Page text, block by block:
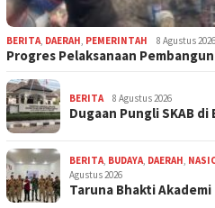
BERITA DAERAH PEMERINTAH 8 Agustus 2026
Progres Pelaksanaan
BERITA 8 Agustus 2026
Dugaan Pungli SKAB
BERITA BUDAYA DAERAH
Agustus 2026
Taruna Bhakti